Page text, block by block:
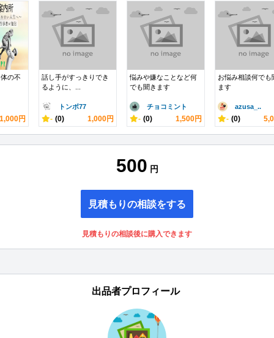
の不
円
話し手がすっきりでき
るように、...
トンボ77
- (0) 1,000円
悩みや嫌なことなど何
でも聞きます
チョコミント
- (0) 1,500円
お悩み相談何でも
ます
azusa_..
- (0)
500 円
見積もりの相談をする
見積もりの相談後に購入できます
出品者プロフィール